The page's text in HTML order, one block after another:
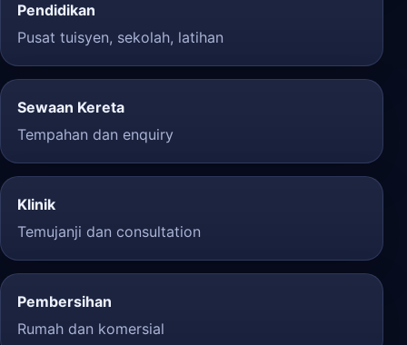
Pendidikan
Pusat tuisyen, sekolah, latihan
Sewaan Kereta
Tempahan dan enquiry
Klinik
Temujanji dan consultation
Pembersihan
Rumah dan komersial